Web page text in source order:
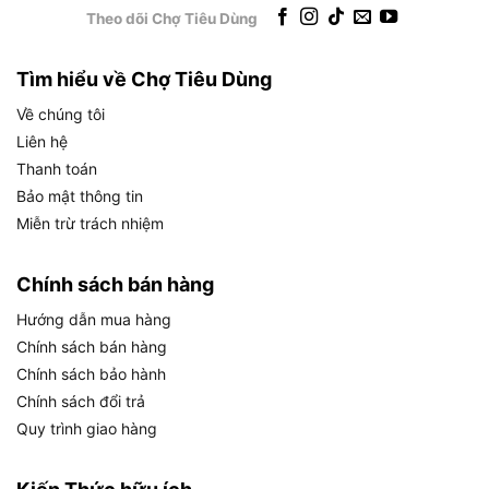
công tắc đuôi mang lại cho người dùng.
Công tắc đuôi tạo khác biệt gì khi thao tác?
ở phần thân sau của máy, hoạt động theo dạng
trượt hoặc gạt, phù hợp khi người dùng cần giữ
Đây là điểm cần làm rõ vì nhiều kết quả bán hàng
đang định danh sản phẩm là phiên bản “công tắc
Cụ thể, kiểu công tắc đuôi mang lại những đặc
điểm sau:
–Vị trí công tắc
ngay từ hình ảnh sản phẩm và là dấu hiệu phân
Theo dõi Chợ Tiêu Dùng
Tìm hiểu về Chợ Tiêu Dùng
Về chúng tôi
Liên hệ
Thanh toán
Bảo mật thông tin
Miễn trừ trách nhiệm
Chính sách bán hàng
Hướng dẫn mua hàng
Chính sách bán hàng
Chính sách bảo hành
Chính sách đổi trả
Quy trình giao hàng